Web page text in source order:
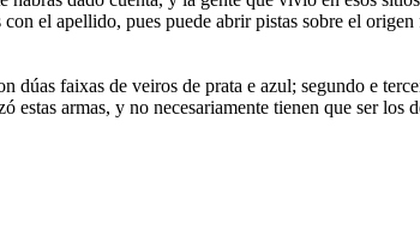
el apellido, pues puede abrir pistas sobre el
faixas de veiros de prata e azul; segundo e
armas, y no necesariamente tienen que ser los